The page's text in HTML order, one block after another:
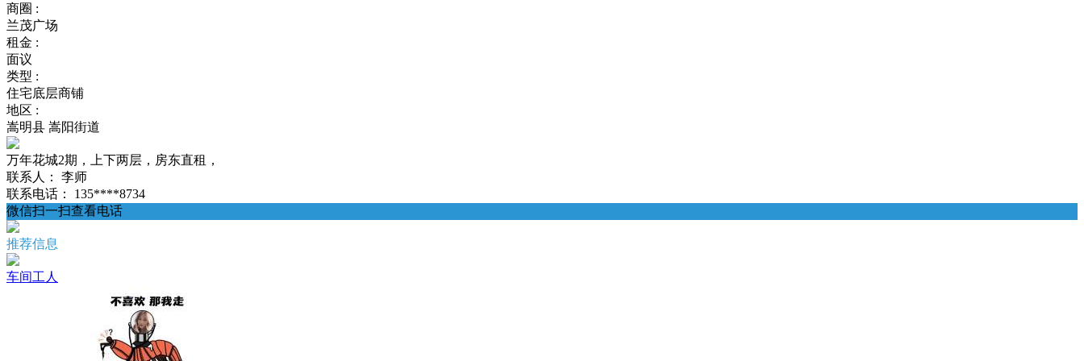
商圈 :
兰茂广场
租金 :
面议
类型 :
住宅底层商铺
地区 :
嵩明县 嵩阳街道
万年花城2期，上下两层，房东直租，
联系人：
李师
联系电话：
135****8734
微信扫一扫查看电话
推荐信息
车间工人